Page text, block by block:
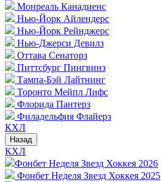
Монреаль Канадиенс
Нью-Йорк Айлендерс
Нью-Йорк Рейнджерс
Нью-Джерси Девилз
Оттава Сенаторз
Питтсбург Пингвинз
Тампа-Бэй Лайтнинг
Торонто Мейпл Лифс
Флорида Пантерз
Филадельфия Флайерз
КХЛ
Назад
КХЛ
Фонбет Неделя Звезд Хоккея 2026
Фонбет Неделя Звезд Хоккея 2025